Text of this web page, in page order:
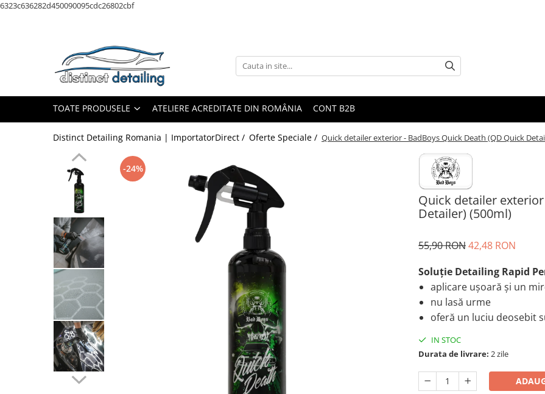
6323c636282d450090095cdc26802cbf
Aparate şi Unelte
Unelte Tornador®
Piese de Schimb Tornador®
Talere şi Piese de Schimb
Lămpi Inspecţie şi Lucru
Pre-Spălare şi Spălare
Jante şi Anvelope
Compartiment Motor
Sticlă / Geamuri
Tratament Plastice
Maşini de Polishat
Paste Polish
Paste Polish Gama Marină
TOATE PRODUSELE ATELIERE ACREDITATE DIN ROMÂNIA CONT B2B
Distinct Detailing Romania | ImportatorDirect / Oferte Speciale / Quick detailer exterior - BadBoys Quick Death (QD Quick
Quick detailer
Detailer) (500ml)
-24%
55,90 RON42,48 RON
Soluție Detailing Rapid
aplicare ușoară și un
nu lasă urme
oferă un luciu deosebit
IN STOC
Durata de livrare: 2 zile